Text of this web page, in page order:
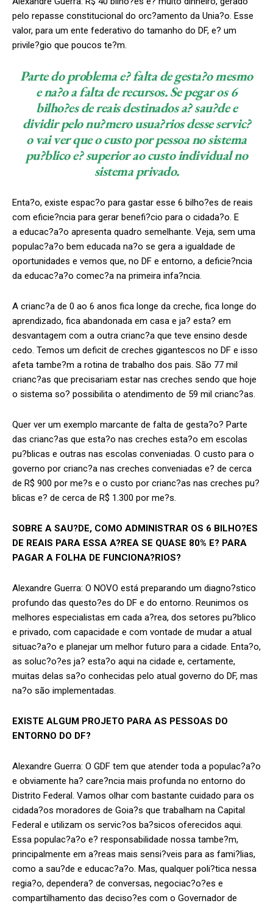
pelo repasse constitucional do orc?amento da Unia?o. Esse
valor, para um ente federativo do tamanho do DF, e? um
privile?gio que poucos te?m.
Parte do problema e? falta de gesta?o mesmo
e na?o a falta de recursos. Se pegar os 6
bilho?es de reais destinados a? sau?de e
dividir pelo nu?mero usua?rios desse servic?
o vai ver que o custo por pessoa no sistema
pu?blico e? superior ao custo individual no
sistema privado.
Enta?o, existe espac?o para gastar esse 6 bilho?es de reais
com eficie?ncia para gerar benefi?cio para o cidada?o. E
a educac?a?o apresenta quadro semelhante. Veja, sem uma
populac?a?o bem educada na?o se gera a igualdade de
oportunidades e vemos que, no DF e entorno, a deficie?ncia
da educac?a?o comec?a na primeira infa?ncia.
A crianc?a de 0 ao 6 anos fica longe da creche, fica longe do
aprendizado, fica abandonada em casa e ja? esta? em
desvantagem com a outra crianc?a que teve ensino desde
cedo. Temos um deficit de creches gigantescos no DF e isso
afeta tambe?m a rotina de trabalho dos pais. São 77 mil
crianc?as que precisariam estar nas creches sendo que hoje
o sistema so? possibilita o atendimento de 59 mil crianc?as.
Quer ver um exemplo marcante de falta de gesta?o? Parte
das crianc?as que esta?o nas creches esta?o em escolas
pu?blicas e outras nas escolas conveniadas. O custo para o
governo por crianc?a nas creches conveniadas e? de cerca
de R$ 900 por me?s e o custo por crianc?as nas creches pu?
blicas e? de cerca de R$ 1.300 por me?s.
SOBRE A SAU?DE, COMO ADMINISTRAR OS 6 BILHO?ES
DE REAIS PARA ESSA A?REA SE QUASE 80% E? PARA
PAGAR A FOLHA DE FUNCIONA?RIOS?
Alexandre Guerra: O NOVO está preparando um diagno?stico
profundo das questo?es do DF e do entorno. Reunimos os
melhores especialistas em cada a?rea, dos setores pu?blico
e privado, com capacidade e com vontade de mudar a atual
situac?a?o e planejar um melhor futuro para a cidade. Enta?o,
as soluc?o?es ja? esta?o aqui na cidade e, certamente,
muitas delas sa?o conhecidas pelo atual governo do DF, mas
na?o são implementadas.
EXISTE ALGUM PROJETO PARA AS PESSOAS DO
ENTORNO DO DF?
Alexandre Guerra: O GDF tem que atender toda a populac?a?o
e obviamente ha? care?ncia mais profunda no entorno do
Distrito Federal. Vamos olhar com bastante cuidado para os
cidada?os moradores de Goia?s que trabalham na Capital
Federal e utilizam os servic?os ba?sicos oferecidos aqui.
Essa populac?a?o e? responsabilidade nossa tambe?m,
principalmente em a?reas mais sensi?veis para as fami?lias,
como a sau?de e educac?a?o. Mas, qualquer poli?tica nessa
regia?o, dependera? de conversas, negociac?o?es e
compartilhamento das deciso?es com o Governador de